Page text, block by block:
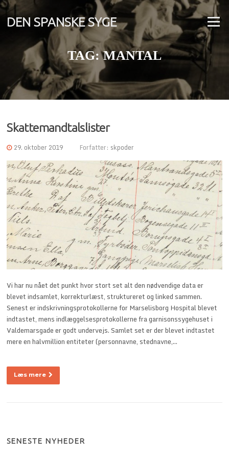
Spring
indhold
DEN SPANSKE SYGE Menu
TAG:MANTAL
Skattemandtalslister
29. oktober 2019 Forfatter: skpoder
Vi har nu nået det punkt hvor stort set alt den nødvendige data er
blevet indsamlet, korrekturlæst, struktureret og linked sammen.
Senest er indskrivningsprotokollerne for Marselisborg Hospital blevet
indtastet, mens indlæggelsesprotokollerne fra garnisonssygehuset i
Valdemarsgade er godt undervejs. Samlet set er der blevet indtastet
mere en halvmillion entiteter (personnavne, stednavne,…
Læs mere
SENESTE NYHEDER